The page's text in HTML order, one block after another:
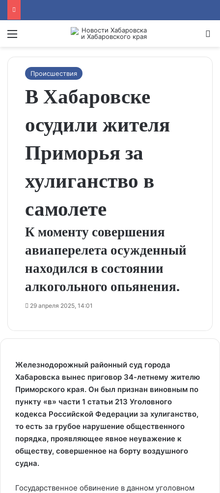
Menu
Происшествия
В Хабаровске
осудили жителя
Приморья за
хулиганство в
самолете
К моменту совершения
авиаперелета осужденный
находился в состоянии
алкогольного опьянения.
29 апреля 2025, 14:01
Железнодорожный районный суд города
Хабаровска вынес приговор 34-летнему жителю
Приморского края. Он был признан виновным по
пункту «в» части 1 статьи 213 Уголовного
кодекса Российской Федерации за хулиганство,
то есть за грубое нарушение общественного
порядка, проявляющее явное неуважение к
обществу, совершенное на борту воздушного
судна.
Государственное обвинение в данном уголовном